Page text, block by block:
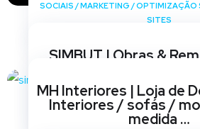
SOCIAIS /MARKETING /OPTIMIZAÇÃO
SITES
SIMBUT | Obras &
SOCIAIS /MARKETING OPTIMIZAÇÃO
SITES
MH Interiores | Loja de
Interiores / sofás /
medida …